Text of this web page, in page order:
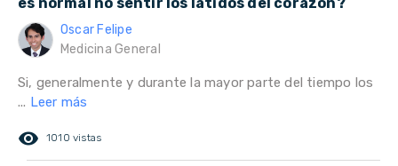
es normal no sentir los latidos del corazon?
Oscar Felipe
Medicina General
Si, generalmente y durante la mayor parte del tiempo los
... Leer más
remove_red_eye 1010 vistas